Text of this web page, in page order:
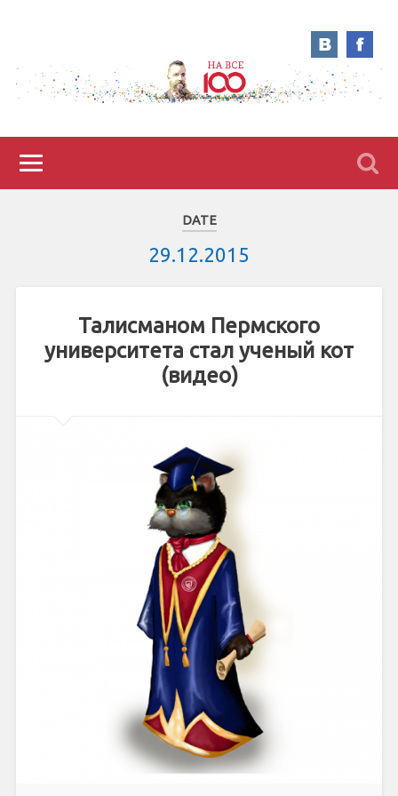
DATE
29.12.2015
Талисманом Пермского
университета стал ученый кот
(видео)